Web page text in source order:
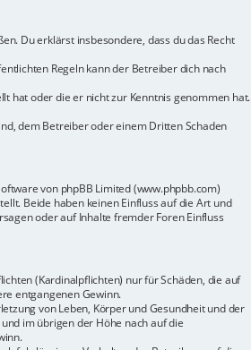
Du erklärst insbesondere, dass du das Recht
Regeln kann der Betreiber dich nach
hat oder die er nicht zur Kenntnis genommen hat.
dem Betreiber oder einem Dritten Schaden
von phpBB Limited (www.phpbb.com)
Beide haben keinen Einfluss auf die Art und
oder auf Inhalte fremder Foren Einfluss
(Kardinalpflichten) nur für Schäden, die auf
entgangenen Gewinn.
von Leben, Körper und Gesundheit und der
im übrigen der Höhe nach auf die